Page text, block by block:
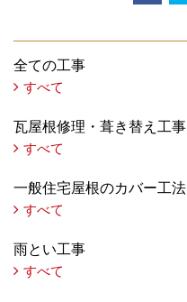
全ての工事
すべて
瓦屋根修理・葺き替え工事
すべて
一般住宅屋根のカバー工法
すべて
雨とい工事
すべて